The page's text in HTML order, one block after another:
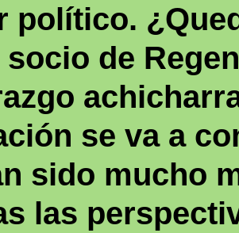
político.
de
se va a
sido mucho
las